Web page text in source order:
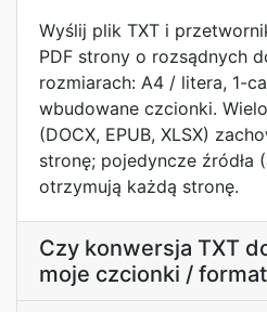
Wyślij plik TXT i
PDF strony o rozsądnych
rozmiarach: A4 / litera, 1-
wbudowane czcionki.
(DOCX, EPUB, XLSX)
stronę; pojedyncze źródła
otrzymują każdą stronę.
Czy konwersja TXT
moje czcionki /